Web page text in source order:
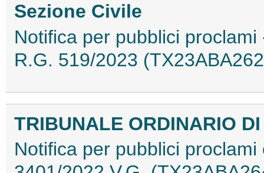
Sezione Civile
Notifica per pubblici
R.G. 519/2023
TRIBUNALE ORDINARIO
Notifica per pubblici